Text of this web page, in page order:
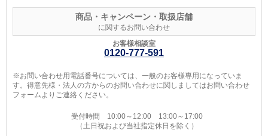
商品・キャンペーン・取扱店舗
に関するお問い合わせ
お客様相談室
0120-777-591
※お問い合わせ用電話番号については、一般のお客様専用になっていま
す。得意先様・法人の方からのお問い合わせに関しましてはお問い合わせ
フォームよりご連絡ください。
受付時間 10:00～12:00 13:00～17:00
（土日祝および当社指定休日を除く）